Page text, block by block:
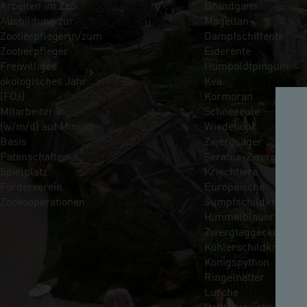
Arbeiten im Zoo
Ausbildung zur
Zootierpflegerin/zum
Zootierpfleger
Freiwilliges
ökologisches Jahr
(FÖJ)
Mitarbeiter:in
(w/m/d) auf Minijob-
Basis
Patenschaften
Spielplatz
Förderverein
Zookooperationen
Brandgans
Magellan-
Dampfschiffente
Eiderente
Humboldtpinguin
Kea
Kormoran
Schneeeule
Wiedehopf
Zwergsäger
Serama-
Kriechtiere
Europäische
Sumpfschildkröte
Himmelblauer
Zwergtaggecko
Köhlerschildkröte
Königspython
Ringelnatter
Lurche